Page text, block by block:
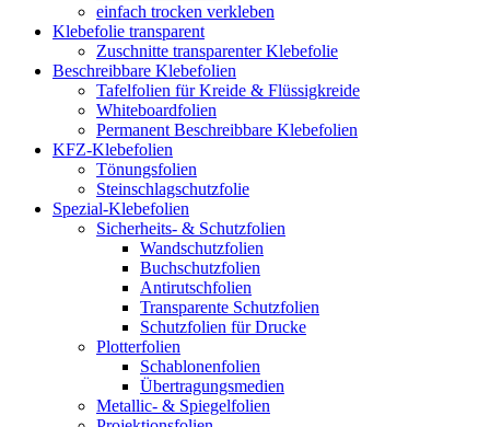
einfach trocken verkleben
Klebefolie transparent
Zuschnitte transparenter Klebefolie
Beschreibbare Klebefolien
Tafelfolien für Kreide & Flüssigkreide
Whiteboardfolien
Permanent Beschreibbare Klebefolien
KFZ-Klebefolien
Tönungsfolien
Steinschlagschutzfolie
Spezial-Klebefolien
Sicherheits- & Schutzfolien
Wandschutzfolien
Buchschutzfolien
Antirutschfolien
Transparente Schutzfolien
Schutzfolien für Drucke
Plotterfolien
Schablonenfolien
Übertragungsmedien
Metallic- & Spiegelfolien